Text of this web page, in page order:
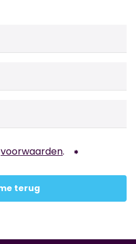
voorwaarden.
terug